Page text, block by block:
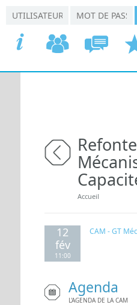
UN
Vous êtes ici
Accueil
12
fév
11:00
CAM - GT
Agenda
L'AGENDA DE LA CAM